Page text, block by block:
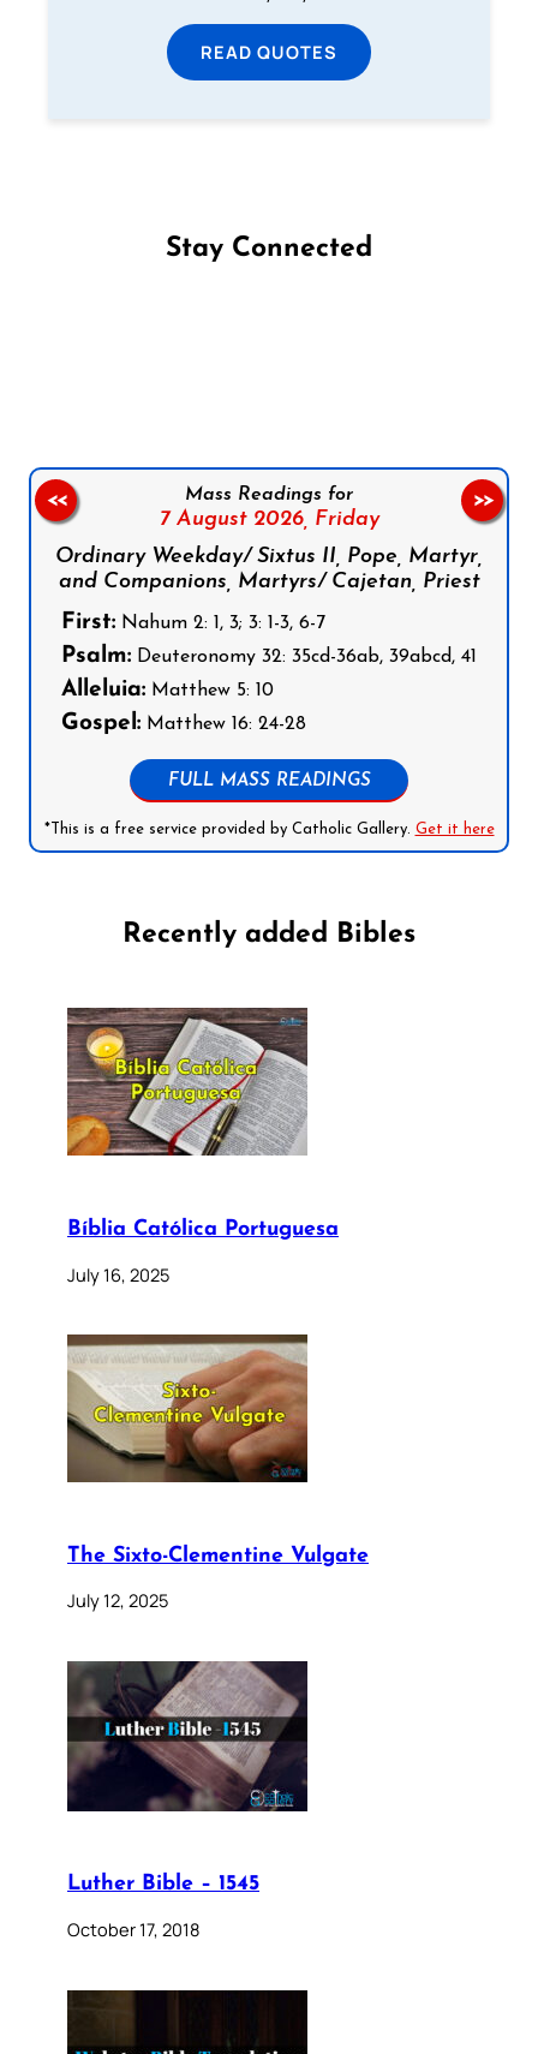
READ QUOTES
Stay Connected
Mass Readings for
7 August 2026, Friday
Ordinary Weekday/ Sixtus II, Pope, Martyr,
and Companions, Martyrs/ Cajetan, Priest
First: Nahum 2: 1, 3; 3: 1-3, 6-7
Psalm: Deuteronomy 32: 35cd-36ab, 39abcd, 41
Alleluia: Matthew 5: 10
Gospel: Matthew 16: 24-28
FULL MASS READINGS
*This is a free service provided by Catholic Gallery. Get it here
<< >>
Recently added Bibles
Bíblia Católica Portuguesa
July 16, 2025
The Sixto-Clementine Vulgate
July 12, 2025
Luther Bible – 1545
October 17, 2018